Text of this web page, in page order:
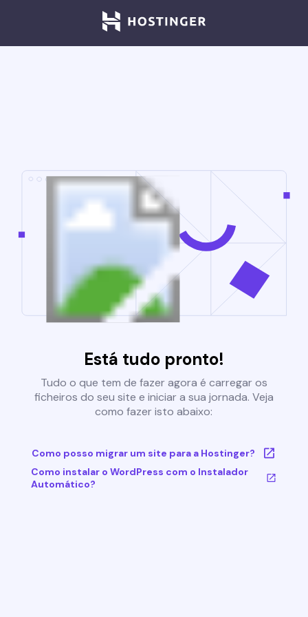
Está tudo pronto!
Tudo o que tem de fazer agora é carregar os
ficheiros do seu site e iniciar a sua jornada. Veja
como fazer isto abaixo:
Como posso migrar um site para a Hostinger?
Como instalar o WordPress com o Instalador
Automático?